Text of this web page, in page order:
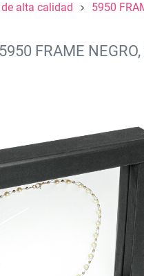
alta calidad 5950
FRAME